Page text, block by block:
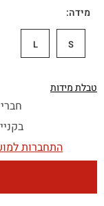
מידה
S
L
טבלת מידות
התחברות